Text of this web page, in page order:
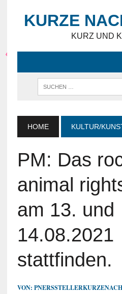
KURZE
KURZ UND
HOME KULTUR/
PM: Das
animal
am 13. und
14.08.2021
stattfinden.
VON: